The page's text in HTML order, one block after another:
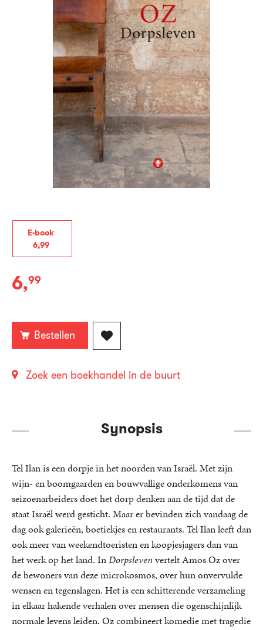
E-book
6,99
E-
6,99
Bestellen
Zoek een boekhandel in de buurt
Synopsis
Tel Ilan is een dorpje in het noorden van Israël. Met zijn
wijn- en boomgaarden en bouwvallige onderkomens van
seizoenarbeiders doet het dorp denken aan de tijd dat de
staat Israël werd gesticht. Maar er bevinden zich vandaag de
dag ook galerieën, boetiekjes en restaurants. Tel Ilan leeft dan
ook meer van weekendtoeristen en koopjesjagers dan van
het werk op het land. InDorpslevenvertelt Amos Oz over
de bewoners van deze microkosmos, over hun onvervulde
wensen en tegenslagen. Het is een schitterende verzameling
in elkaar hakende verhalen over mensen die ogenschijnlijk
normale levens leiden. Oz combineert komedie met tragedie